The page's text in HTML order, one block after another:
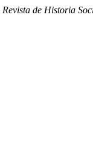
Revista de Historia